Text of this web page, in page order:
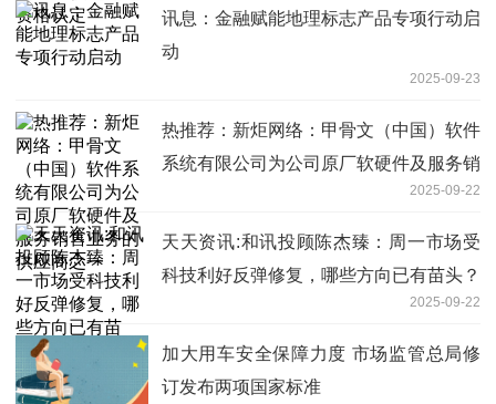
讯息：金融赋能地理标志产品专项行动启
动
2025-09-23
热推荐：新炬网络：甲骨文（中国）软件
系统有限公司为公司原厂软硬件及服务销
2025-09-22
天天资讯:和讯投顾陈杰臻：周一市场受
科技利好反弹修复，哪些方向已有苗头？
2025-09-22
加大用车安全保障力度 市场监管总局修
订发布两项国家标准